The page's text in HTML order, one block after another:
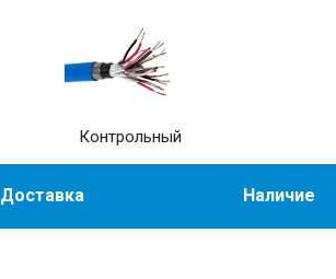
Контрольный
Доставка Наличие